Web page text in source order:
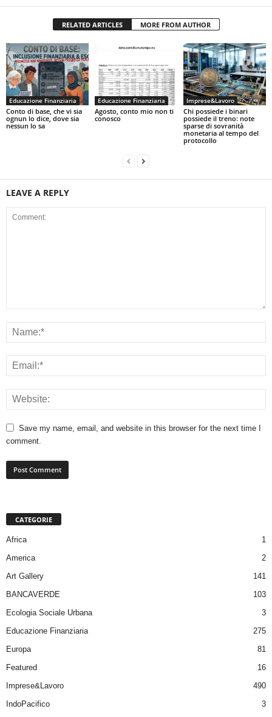
RELATED ARTICLES MORE FROM AUTHOR
Educazione Finanziaria
Conto di base, che vi sia
ognun lo dice, dove sia
nessun lo sa
Educazione Finanziaria
Agosto, conto mio non ti
conosco
Imprese&Lavoro
Chi possiede i binari
possiede il treno: note
sparse di sovranità
monetaria al tempo del
protocollo
LEAVE A REPLY
Save my name, email, and website in this browser for the next time I
comment.
CATEGORIE
Africa
1
America
2
Art Gallery
141
BANCAVERDE
103
Ecologia Sociale Urbana
3
Educazione Finanziaria
275
Europa
81
Featured
16
Imprese&Lavoro
490
IndoPacifico
3